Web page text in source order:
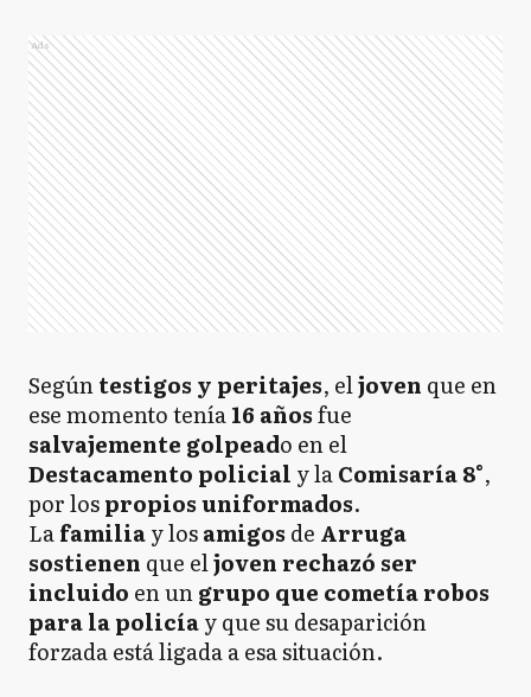
Ads
Segúntestigos y peritajes, eljoven que en
ese momento tenía16 añosfue
salvajemente golpeado en el
Destacamento policial y laComisaría 8°,
por lospropios uniformados.
Lafamiliay losamigos de Arruga
sostienen que eljoven rechazó ser
incluido en ungrupo que cometía robos
para la policíay que su desaparición
forzada está ligada a esa situación.